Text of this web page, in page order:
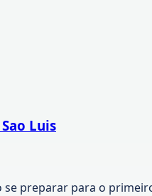
Luis
preparar para o